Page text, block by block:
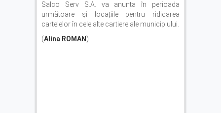
Salco Serv S.A. va anunța în perioada
următoare și locațiile pentru ridicarea
cartelelor în celelalte cartiere ale municipiului.
(Alina ROMAN )